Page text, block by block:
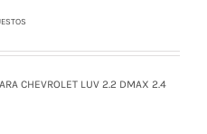
CHEVROLET LUV 2.2 DMAX 2.4